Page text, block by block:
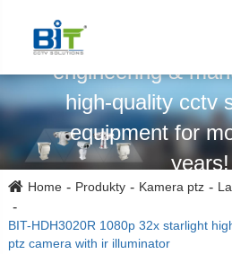
Specializuje se
engineering &
high-quality cctv
equipment for
years!
Home Produkty Kamera ptz
BIT-HDH3020R 1080p 32x starlight
ptz camera with ir illuminator